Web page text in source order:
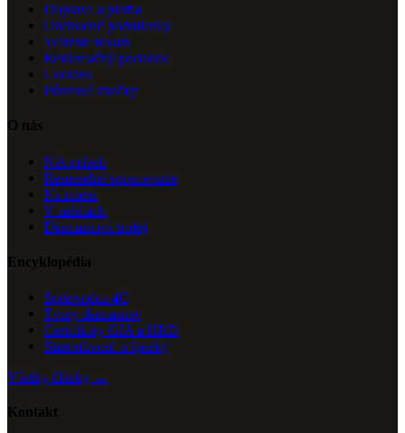
Doprava a platba
Obchodné podmienky
Vrátenie tovaru
Reklamačný poriadok
Cookies
Púnzové značky
O nás
Náš príbeh
Remeselné spracovanie
Na mieru
V médiách
Diamantová trofej
Encyklopédia
Sprievodca 4C
Tvary diamantov
Certifikáty GIA a HRD
Starostlivosť o šperky
Všetky články →
Kontakt